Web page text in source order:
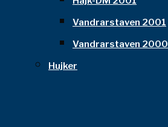
Vandrarstaven 2001
Vandrarstaven 2000
Hujker